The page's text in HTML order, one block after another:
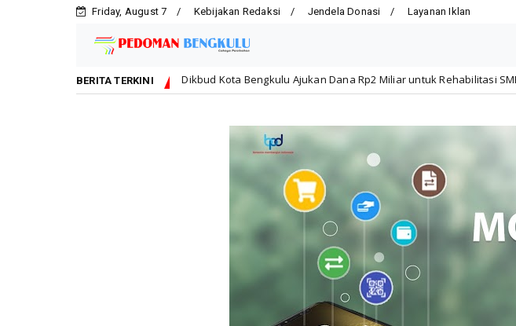
Friday, August 7 Kebijakan Redaksi Jendela Donasi Layanan Iklan
BERITA TERKINI
Dikbud Kota Bengkulu Ajukan Dana Rp2 Miliar untuk Rehabilitasi SMPN 19